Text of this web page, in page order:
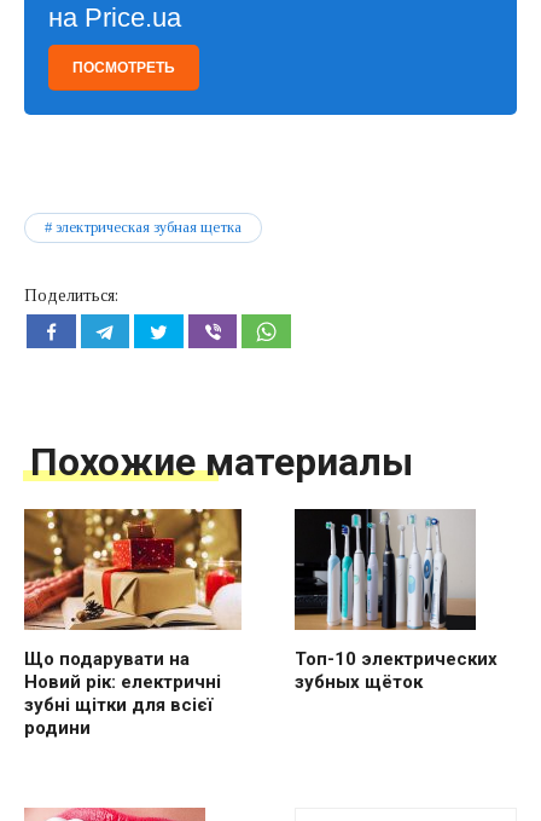
на Price.ua
ПОСМОТРЕТЬ
электрическая зубная щетка
Поделиться:
Похожие материалы
Що подарувати на
Новий рік: електричні
зубні щітки для всієї
родини
Топ-10 электрических
зубных щёток